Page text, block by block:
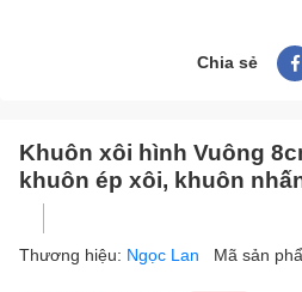
Chia sẻ
Khuôn xôi hình Vuông
khuôn ép xôi, khuôn
Thương hiệu: Ngọc Lan Mã sản